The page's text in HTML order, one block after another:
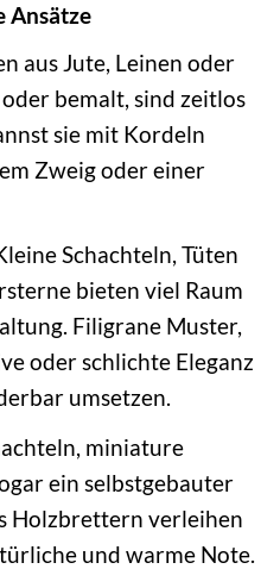
Ansätze
aus Jute, Leinen oder
bemalt, sind zeitlos
sie mit Kordeln
Zweig oder einer
Schachteln, Tüten
bieten viel Raum
Filigrane Muster,
oder schlichte Eleganz
umsetzen.
miniature
ein selbstgebauter
Holzbrettern verleihen
und warme Note.